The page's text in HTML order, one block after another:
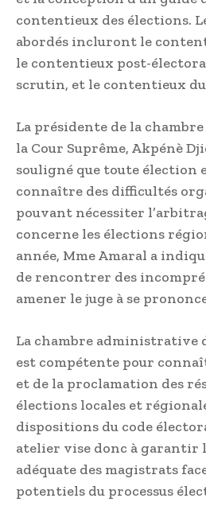
contentieux des élections.
abordés incluront le
le contentieux post-
scrutin, et le contentieux
La présidente de la
la Cour Suprême, Akpénè
souligné que toute élection
connaître des difficultés
pouvant nécessiter
concerne les élections
année, Mme Amaral a
de rencontrer des
amener le juge à se
La chambre administrative
est compétente pour
et de la proclamation des
élections locales et
dispositions du code
atelier vise donc à garantir
adéquate des magistrats
potentiels du processus